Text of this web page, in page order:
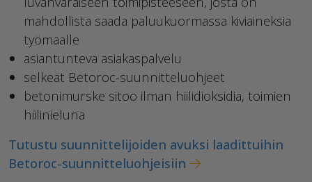
mahdollista saada paluukuormassa kiviaineksia
työmaalle
asiantunteva asiakaspalvelu
selkeät Betoroc-suunnitteluohjeet
betonimurske sitoo ilman hiilidioksidia, toimien
hiilinieluna
Tutustu suunnittelijoiden avuksi laadittuihin
Betoroc-suunnitteluohjeisiin